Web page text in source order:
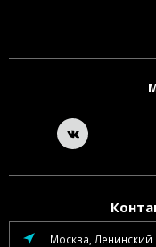
Москва, Ленинский